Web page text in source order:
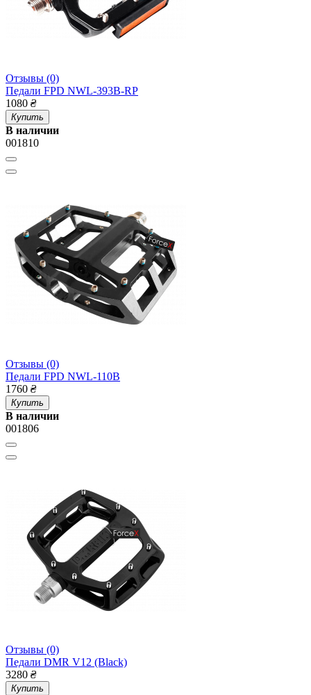
Отзывы (0)
Педали FPD NWL-393B-RP
1080 ₴
Купить
В наличии
001810
Отзывы (0)
Педали FPD NWL-110B
1760 ₴
Купить
В наличии
001806
Отзывы (0)
Педали DMR V12 (Black)
3280 ₴
Купить